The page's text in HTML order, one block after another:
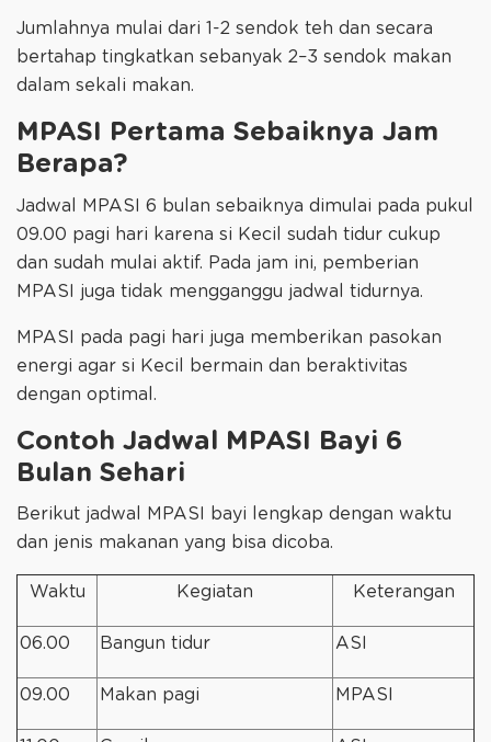
Jumlahnya mulai dari 1-2 sendok teh dan secara
bertahap tingkatkan sebanyak 2–3 sendok makan
dalam sekali makan.
MPASI Pertama Sebaiknya Jam
Berapa?
Jadwal MPASI 6 bulan sebaiknya dimulai pada pukul
09.00 pagi hari karena si Kecil sudah tidur cukup
dan sudah mulai aktif. Pada jam ini, pemberian
MPASI juga tidak mengganggu jadwal tidurnya.
MPASI pada pagi hari juga memberikan pasokan
energi agar si Kecil bermain dan beraktivitas
dengan optimal.
Contoh Jadwal MPASI Bayi 6
Bulan Sehari
Berikut jadwal MPASI bayi lengkap dengan waktu
dan jenis makanan yang bisa dicoba.
Waktu Kegiatan Keterangan
06.00 Bangun tidur ASI
09.00 Makan pagi MPASI